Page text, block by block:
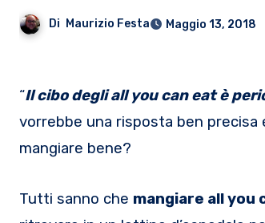
Di Maurizio Festa Maggio 13, 2018
“ Il cibo degli all you can eat è
vorrebbe una risposta ben precisa
mangiare bene?
Tutti sanno che mangiare all you